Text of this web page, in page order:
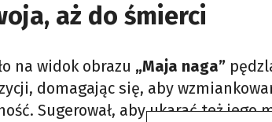
aż do śmierci
na widok obrazu „Maja naga”
domagając się, aby
Sugerował, aby ukarać też jego